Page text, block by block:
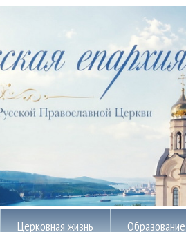
Церковная жизнь Образование